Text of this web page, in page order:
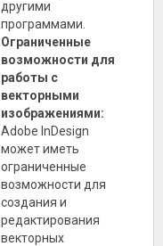
другими
программами.
Ограниченные
возможности для
работы с
векторными
изображениями:
Adobe InDesign
может иметь
ограниченные
возможности для
создания и
редактирования
векторных